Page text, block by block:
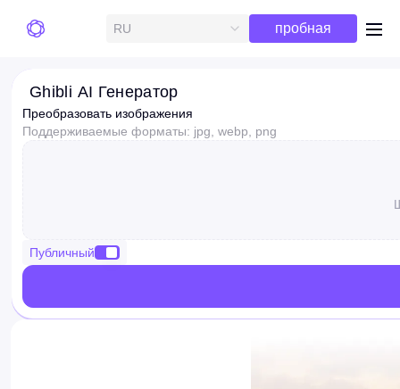
RU
пробная
Ghibli AI Генератор
Преобразовать изображения
Поддерживаемые форматы: jpg, webp, png
Публичный